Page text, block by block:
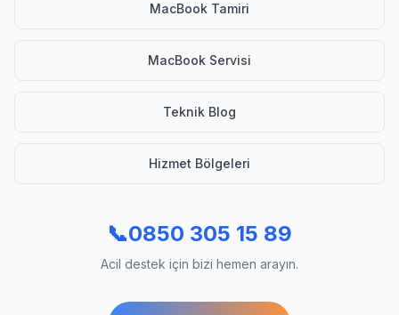
MacBook Tamiri
MacBook Servisi
Teknik Blog
Hizmet Bölgeleri
📞0850 305 15 89
Acil destek için bizi hemen arayın.